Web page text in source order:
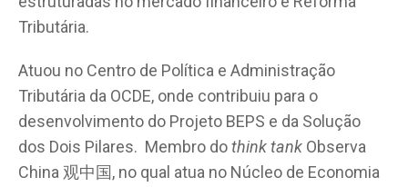
Tributária.
Atuou no Centro de Política e Administração
Tributária da OCDE, onde contribuiu para o
desenvolvimento do Projeto BEPS e da Solução
dos Dois Pilares. Membro dothink tank Observa
China 观中国, no qual atua no Núcleo de Economia